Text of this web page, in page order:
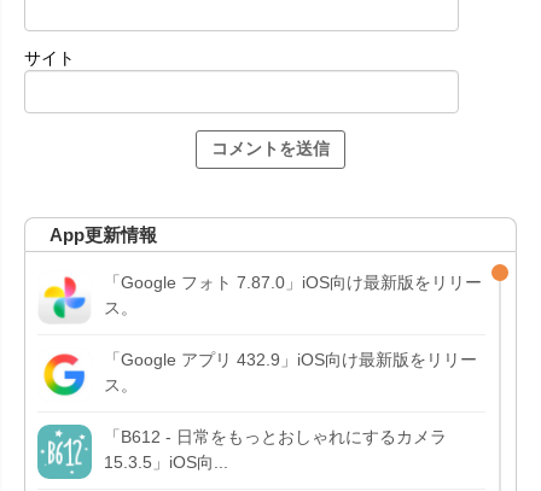
サイト
App更新情報
「Google フォト 7.87.0」iOS向け最新版をリリー
ス。
「Google アプリ 432.9」iOS向け最新版をリリー
ス。
「B612 - 日常をもっとおしゃれにするカメラ
15.3.5」iOS向...